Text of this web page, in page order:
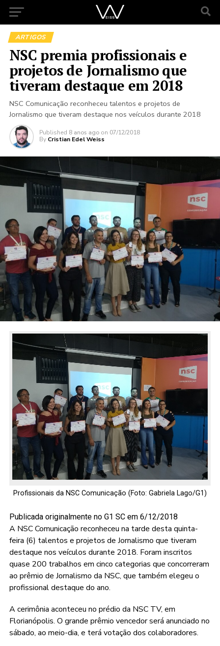
ARTIGOS
NSC premia profissionais e
projetos de Jornalismo que
tiveram destaque em 2018
NSC Comunicação reconheceu talentos e projetos de
Jornalismo que tiveram destaque nos veículos durante 2018
Published 8 anos ago on 07/12/2018
By Cristian Edel Weiss
Profissionais da NSC Comunicação (Foto: Gabriela Lago/G1)
Publicada originalmente no G1 SCem 6/12/2018
A NSC Comunicação reconheceu na tarde desta quinta-
feira (6) talentos e projetos de Jornalismo que tiveram
destaque nos veículos durante 2018. Foram inscritos
quase 200 trabalhos em cinco categorias que concorreram
ao prêmio de Jornalismo da NSC, que também elegeu o
profissional destaque do ano.
A cerimônia aconteceu no prédio da NSC TV, em
Florianópolis. O grande prêmio vencedor será anunciado no
sábado, ao meio-dia, e terá votação dos colaboradores.